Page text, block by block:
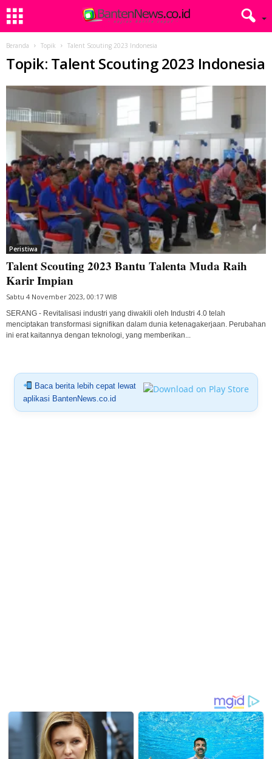
Beranda Topik Talent Scouting 2023 Indonesia
Topik: Talent Scouting 2023 Indonesia
Peristiwa
Talent Scouting 2023 Bantu Talenta Muda Raih
Karir Impian
Sabtu 4 November 2023, 00:17 WIB
SERANG - Revitalisasi industri yang diwakili oleh Industri 4.0 telah
menciptakan transformasi signifikan dalam dunia ketenagakerjaan. Perubahan
ini erat kaitannya dengan teknologi, yang memberikan...
Baca berita lebih cepat lewat
aplikasi BantenNews.co.id